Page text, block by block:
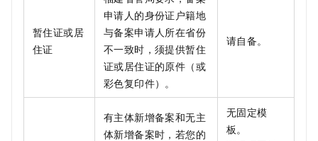
暂住证或居
住证
申请人的身份证户籍地
与备案申请人所在省份
不一致时，须提供暂住
证或居住证的原件（或
彩色复印件）。
请自备。
有主体新增备案和无主
体新增备案时，若您的
无固定模
板。